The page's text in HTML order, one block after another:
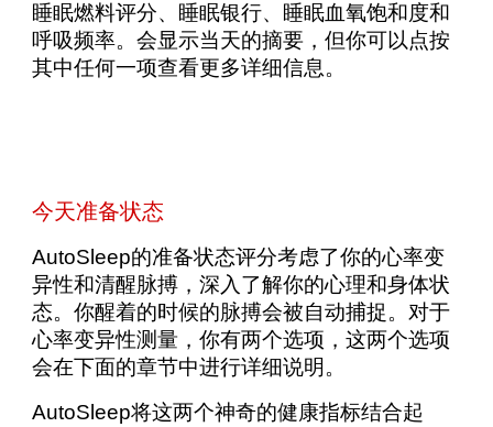
睡眠燃料评分、睡眠银行、睡眠血氧饱和度和
呼吸频率。会显示当天的摘要，但你可以点按
其中任何一项查看更多详细信息。
今天准备状态
AutoSleep的准备状态评分考虑了你的心率变
异性和清醒脉搏，深入了解你的心理和身体状
态。你醒着的时候的脉搏会被自动捕捉。对于
心率变异性测量，你有两个选项，这两个选项
会在下面的章节中进行详细说明。
AutoSleep将这两个神奇的健康指标结合起